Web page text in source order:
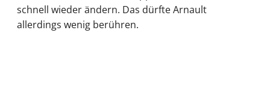
schnell wieder ändern. Das dürfte Arnault
allerdings wenig berühren.